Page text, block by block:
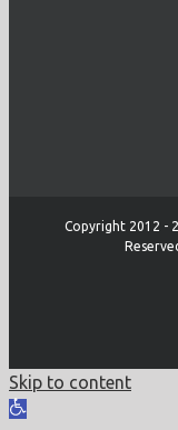
Copyright 2012 -
Skip to content
Open